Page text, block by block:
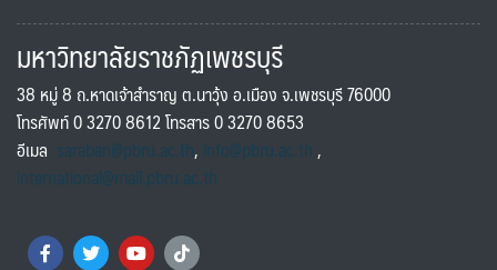
มหาวิทยาลัยราชภัฏเพชรบุรี
38 หมู่ 8 ถ.หาดเจ้าสำราญ ต.นาวุ้ง อ.เมือง จ.เพชรบุรี 76000
โทรศัพท์ 0 3270 8612 โทรสาร 0 3270 8653
อีเมล saraban@pbru.ac.th, info@pbru.ac.th,
international@mail.pbru.ac.th